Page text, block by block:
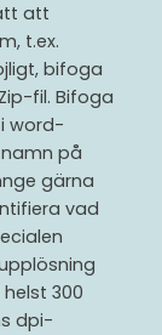
att
t.ex.
bifoga
fil. Bifoga
word-
på
gärna
vad
300
dpi-